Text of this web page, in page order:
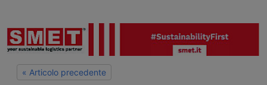
« Articolo precedente